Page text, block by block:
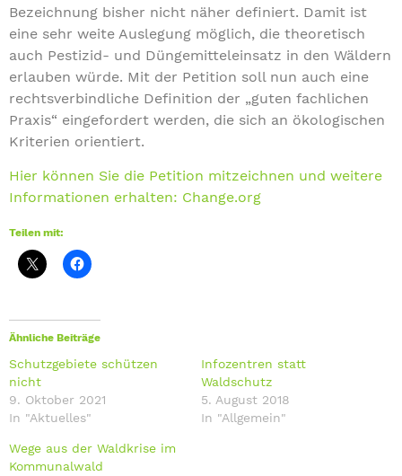
Bezeichnung bisher nicht näher definiert. Damit ist
eine sehr weite Auslegung möglich, die theoretisch
auch Pestizid- und Düngemitteleinsatz in den Wäldern
erlauben würde. Mit der Petition soll nun auch eine
rechtsverbindliche Definition der „guten fachlichen
Praxis“ eingefordert werden, die sich an ökologischen
Kriterien orientiert.
Hier können Sie die Petition mitzeichnen und weitere
Informationen erhalten: Change.org
Teilen mit:
Ähnliche Beiträge
Schutzgebiete schützen
nicht
9. Oktober 2021
In "Aktuelles"
Infozentren statt
Waldschutz
5. August 2018
In "Allgemein"
Wege aus der Waldkrise im
Kommunalwald